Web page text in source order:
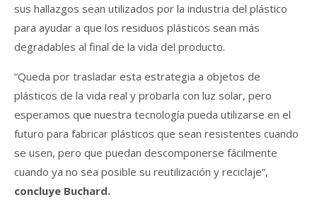
sus hallazgos sean utilizados por la industria del plástico
para ayudar a que los residuos plásticos sean más
degradables al final de la vida del producto.
“Queda por trasladar esta estrategia a objetos de
plásticos de la vida real y probarla con luz solar, pero
esperamos que nuestra tecnología pueda utilizarse en el
futuro para fabricar plásticos que sean resistentes cuando
se usen, pero que puedan descomponerse fácilmente
cuando ya no sea posible su reutilización y reciclaje”,
concluye Buchard.